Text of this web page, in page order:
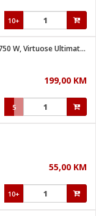
10+
Rotirajuća četka za kosu, 750 W, Virtuose Ultimate Eperience
199,00 KM
5
55,00 KM
10+